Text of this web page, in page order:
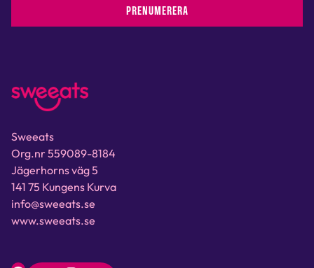
PRENUMERERA
Sweeats
Org.nr 559089-8184
Jägerhorns väg 5
141 75 Kungens Kurva
info@sweeats.se
www.sweeats.se